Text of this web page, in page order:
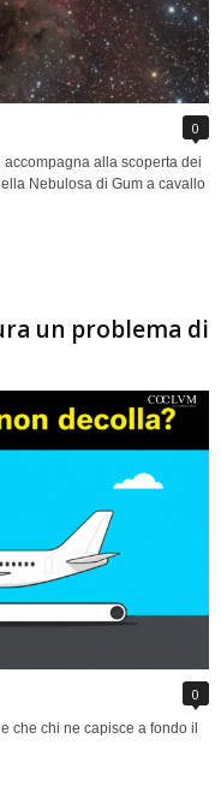
0
accompagna alla scoperta dei
Nebulosa di Gum a cavallo
un problema di
0
che chi ne capisce a fondo il